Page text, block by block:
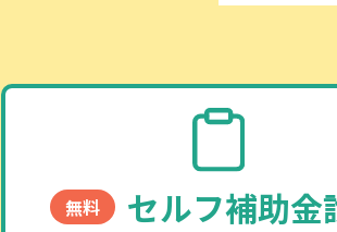
無料 セルフ補助金